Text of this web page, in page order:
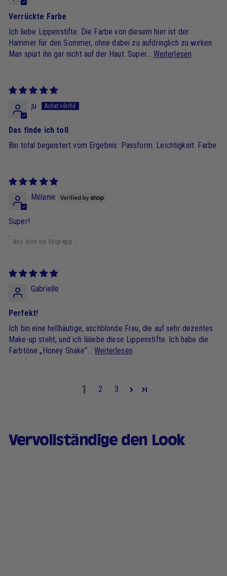
Verrückte Farbe
Ich liebe Lippenstifte. Die Farbe von diesem hier ist der
Hammer für den Sommer, ohne dabei zu aufdringlich zu wirken.
Man spürt ihn gar nicht auf der Haut. Super... Weiterlesen
ju
Das finde ich toll
Bin total begeistert vom Ergebnis. Passform. Leichtigkeit. Farbe
Mélanie
Super!
Avis écrit sur Shop App
Gabrielle
Perfekt!
Ich bin eine hellhäutige, aschblonde Frau, die auf sehr dezentes
Make-up steht, und ich liiiiebe diese Lippenstifte. Ich habe die
Farbtöne „Honey Shake“...Weiterlesen
1 2 3
Vervollständige den Look